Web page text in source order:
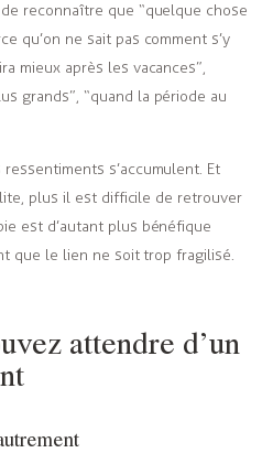
reconnaître que “quelque chose
qu’on ne sait pas comment s’y
mieux après les vacances”,
grands”, “quand la période au
s’accumulent. Et
plus il est difficile de retrouver
est d’autant plus bénéfique
que le lien ne soit trop fragilisé.
attendre d’un